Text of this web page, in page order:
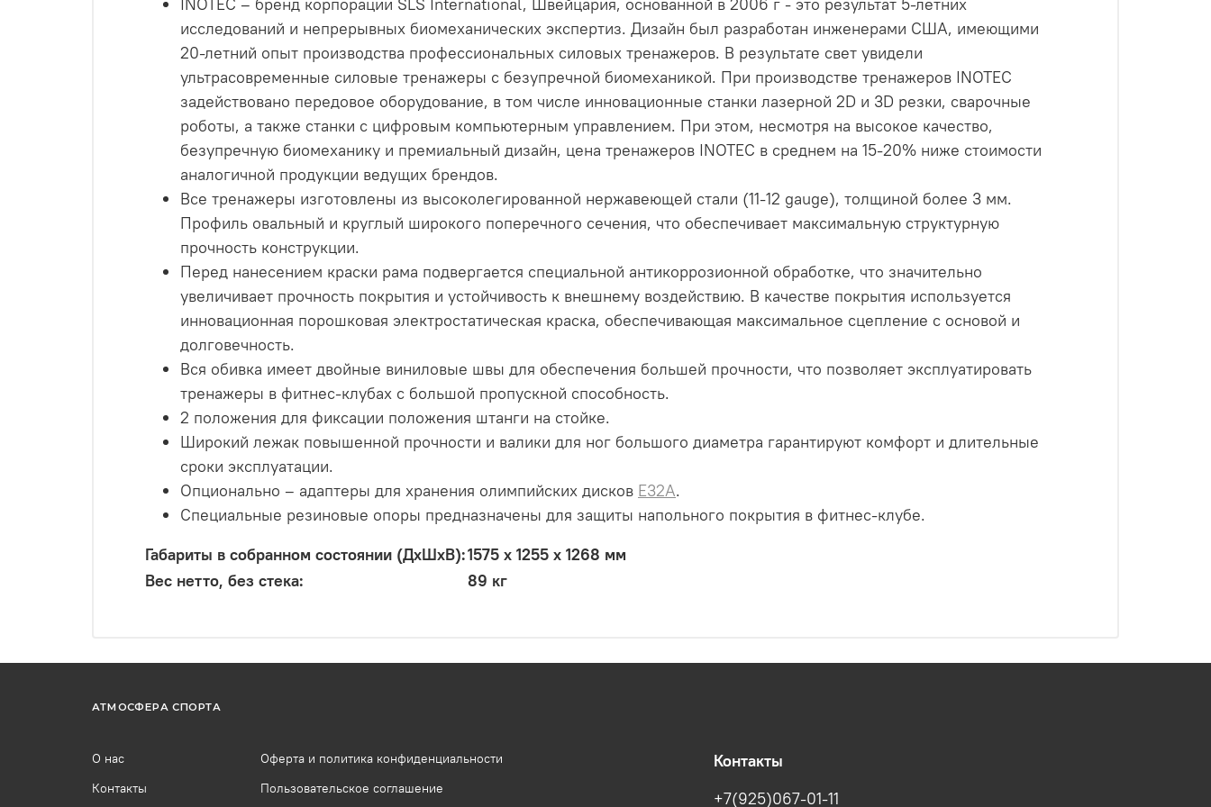
INOTEC – бренд корпорации SLS International, Швейцария, основанной в 2006 г - это результат 5-летних
исследований и непрерывных биомеханических экспертиз. Дизайн был разработан инженерами США, имеющими
20-летний опыт производства профессиональных силовых тренажеров. В результате свет увидели
ультрасовременные силовые тренажеры с безупречной биомеханикой. При производстве тренажеров INOTEC
задействовано передовое оборудование, в том числе инновационные станки лазерной 2D и 3D резки, сварочные
роботы, а также станки с цифровым компьютерным управлением. При этом, несмотря на высокое качество,
безупречную биомеханику и премиальный дизайн, цена тренажеров INOTEC в среднем на 15-20% ниже стоимости
аналогичной продукции ведущих брендов.
Все тренажеры изготовлены из высоколегированной нержавеющей стали (11-12 gauge), толщиной более 3 мм.
Профиль овальный и круглый широкого поперечного сечения, что обеспечивает максимальную структурную
прочность конструкции.
Перед нанесением краски рама подвергается специальной антикоррозионной обработке, что значительно
увеличивает прочность покрытия и устойчивость к внешнему воздействию. В качестве покрытия используется
инновационная порошковая электростатическая краска, обеспечивающая максимальное сцепление с основой и
долговечность.
Вся обивка имеет двойные виниловые швы для обеспечения большей прочности, что позволяет эксплуатировать
тренажеры в фитнес-клубах с большой пропускной способность.
2 положения для фиксации положения штанги на стойке.
Широкий лежак повышенной прочности и валики для ног большого диаметра гарантируют комфорт и длительные
сроки эксплуатации.
Опционально – адаптеры для хранения олимпийских дисков E32A.
Специальные резиновые опоры предназначены для защиты напольного покрытия в фитнес-клубе.
Габариты в собранном состоянии (ДxШxВ):1575 х 1255 х 1268 мм
Вес нетто, без стека:
89 кг
АТМОСФЕРА СПОРТА
О нас
Контакты
Оферта и политика конфиденциальности
Пользовательское соглашение
Контакты
+7(925)067-01-11